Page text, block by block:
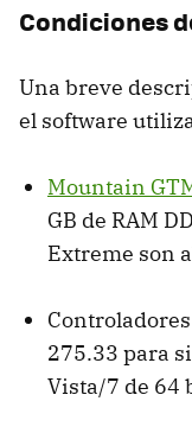
Condiciones
Una breve
el software
Mountain
GB de RAM
Extreme son
275.33 para
Vista/7 de 64